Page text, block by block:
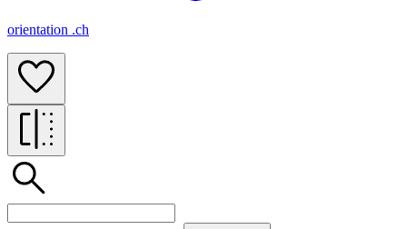
orientation .ch